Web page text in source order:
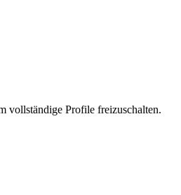
vollständige Profile freizuschalten.